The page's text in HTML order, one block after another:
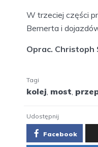
W trzeciej części
Bernerta i
Oprac. Christoph
Tagi
kolej most
Udostępnij
Facebook